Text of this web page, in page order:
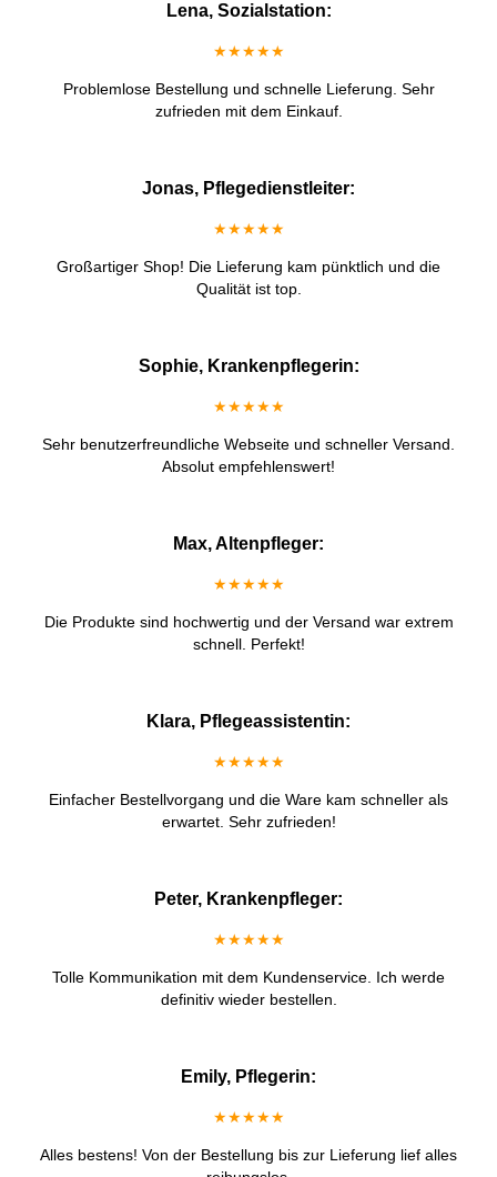
Lena, Sozialstation:
★★★★★
Problemlose Bestellung und schnelle Lieferung. Sehr
zufrieden mit dem Einkauf.
Jonas, Pflegedienstleiter:
★★★★★
Großartiger Shop! Die Lieferung kam pünktlich und die
Qualität ist top.
Sophie, Krankenpflegerin:
★★★★★
Sehr benutzerfreundliche Webseite und schneller Versand.
Absolut empfehlenswert!
Max, Altenpfleger:
★★★★★
Die Produkte sind hochwertig und der Versand war extrem
schnell. Perfekt!
Klara, Pflegeassistentin:
★★★★★
Einfacher Bestellvorgang und die Ware kam schneller als
erwartet. Sehr zufrieden!
Peter, Krankenpfleger:
★★★★★
Tolle Kommunikation mit dem Kundenservice. Ich werde
definitiv wieder bestellen.
Emily, Pflegerin:
★★★★★
Alles bestens! Von der Bestellung bis zur Lieferung lief alles